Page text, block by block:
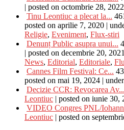
| posted on octombrie 28, 2022
Tinu Leontiuc a plecat la...
posted on aprilie 7, 2020 |
Religie, Eveniment, Flux-stiri
Denunț Public asupra unui...
| posted on decembrie 20, 2021
News, Editorial, Editoriale,
Cannes Film Festival: Ce...
posted on mai 19, 2024 | under
Decizie CCR: Revocarea Av...
Leontiuc | posted on iunie 30,
VIDEO Congres PNL/
Leontiuc | posted on